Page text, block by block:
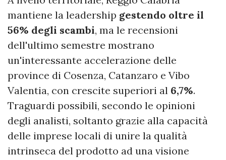
mantiene la leadership gestendo oltre il
56% degli scambi, ma le recensioni
dell'ultimo semestre mostrano
un'interessante accelerazione delle
province di Cosenza, Catanzaro e Vibo
Valentia, con crescite superiori al 6,7%.
Traguardi possibili, secondo le opinioni
degli analisti, soltanto grazie alla capacità
delle imprese locali di unire la qualità
intrinseca del prodotto ad una visione